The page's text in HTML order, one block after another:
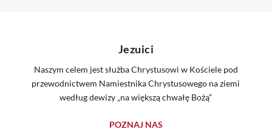
Jezuici
Naszym celem jest służba Chrystusowi w Kościele pod
przewodnictwem Namiestnika Chrystusowego na ziemi
według dewizy „na większą chwałę Bożą”
POZNAJ NAS